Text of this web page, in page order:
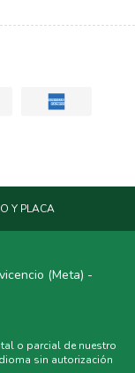
Y PLACA
(Meta) -
o parcial de nuestro
sin autorización